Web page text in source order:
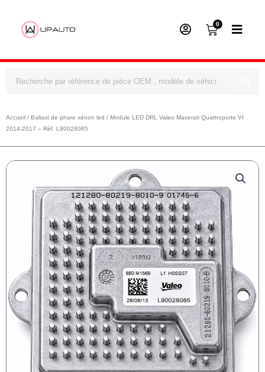
0
Panier
Accueil / Ballast de phare xénon led / Module LED DRL Valeo Maserati Quattroporte VI
2014-2017 – Réf. L90028085